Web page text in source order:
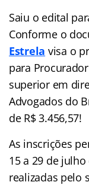
Saiu o edital
Conforme o
Estrela visa o
para
superior em
Advogados do
de R$ 3.456,57!
As inscrições
15 a 29 de
realizadas pelo